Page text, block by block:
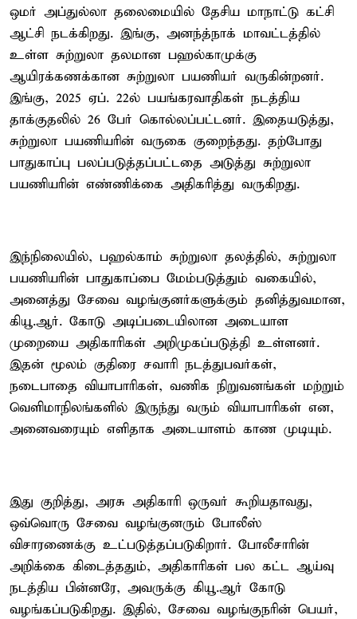
ஒமர் அப்துல்லா தலைமையில் தேசிய மாநாட்டு கட்சி
ஆட்சி நடக்கிறது. இங்கு, அனந்த்நாக் மாவட்டத்தில்
உள்ள சுற்றுலா தலமான பஹல்காமுக்கு
ஆயிரக்கணக்கான சுற்றுலா பயணியர் வருகின்றனர்.
இங்கு, 2025 ஏப். 22ல் பயங்கரவாதிகள் நடத்திய
தாக்குதலில் 26 பேர் கொல்லப்பட்டனர். இதையடுத்து,
சுற்றுலா பயணியரின் வருகை குறைந்தது. தற்போது
பாதுகாப்பு பலப்படுத்தப்பட்டதை அடுத்து சுற்றுலா
பயணியரின் எண்ணிக்கை அதிகரித்து வருகிறது.
இந்நிலையில், பஹல்காம் சுற்றுலா தலத்தில், சுற்றுலா
பயணியரின் பாதுகாப்பை மேம்படுத்தும் வகையில்,
அனைத்து சேவை வழங்குனர்களுக்கும் தனித்துவமான,
கியூ.ஆர். கோடு அடிப்படையிலான அடையாள
முறையை அதிகாரிகள் அறிமுகப்படுத்தி உள்ளனர்.
இதன் மூலம் குதிரை சவாரி நடத்துபவர்கள்,
நடைபாதை வியாபாரிகள், வணிக நிறுவனங்கள் மற்றும்
வெளிமாநிலங்களில் இருந்து வரும் வியாபாரிகள் என,
அனைவரையும் எளிதாக அடையாளம் காண முடியும்.
இது குறித்து, அரசு அதிகாரி ஒருவர் கூறியதாவது,
ஒவ்வொரு சேவை வழங்குனரும் போலீஸ்
விசாரணைக்கு உட்படுத்தப்படுகிறார். போலீசாரின்
அறிக்கை கிடைத்ததும், அதிகாரிகள் பல கட்ட ஆய்வு
நடத்திய பின்னரே, அவருக்கு கியூ.ஆர் கோடு
வழங்கப்படுகிறது. இதில், சேவை வழங்குநரின் பெயர்,